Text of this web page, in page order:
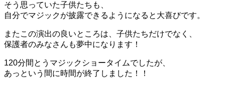
そう思っていた子供たちも、
自分でマジックが披露できるようになると大喜びです。
またこの演出の良いところは、子供たちだけでなく、
保護者のみなさんも夢中になります！
120分間とうマジックショータイムでしたが、
あっという間に時間が終了しました！！